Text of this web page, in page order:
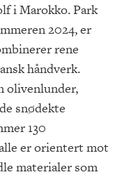
i Marokko. Park
2024, er
rene
håndverk.
olivenlunder,
snødekte
130
er orientert mot
materialer som